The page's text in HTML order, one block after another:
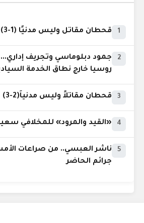
1 قحطان مقاتل وليس مدنيًا (1-3)
2
جمود دبلوماسي وتجريف
روسيا خارج نطاق الخدمة
3 قحطان مقاتلاً وليس مدنياً(2-3)
4 «القيد والمرود» للمخلافي
5
ناشر العبسي.. من صراعات
جرائم الحاضر